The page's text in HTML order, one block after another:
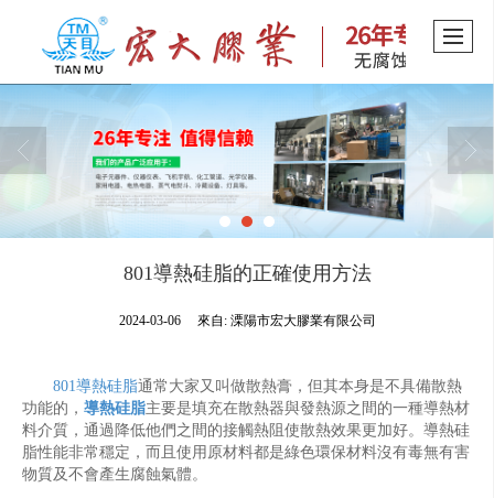
801導熱硅脂的正確使用方法
2024-03-06 來自: 溧陽市宏大膠業有限公司
801導熱硅脂通常大家又叫做散熱膏，但其本身是不具備散熱
功能的， 導熱硅脂主要是填充在散熱器與發熱源之間的一種導熱材
料介質，通過降低他們之間的接觸熱阻使散熱效果更加好。導熱硅
脂性能非常穩定，而且使用原材料都是綠色環保材料沒有毒無有害
物質及不會產生腐蝕氣體。